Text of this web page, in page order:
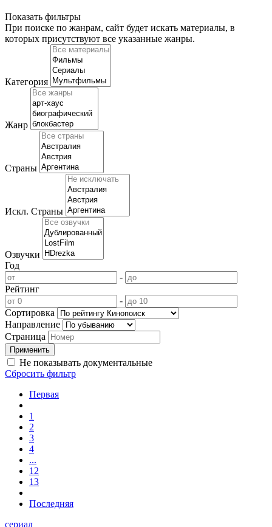
Показать фильтры
При поиске по жанрам, сайт будет искать материалы, в
которых присутствуют все указанные жанры.
Категория
Жанр
Страны
Искл. Страны
Озвучки
Год
-
Рейтинг
-
Сортировка
Направление
Страница
Не показывать документальные
Сбросить фильтр
Первая
1
2
3
4
...
12
13
Последняя
сериал